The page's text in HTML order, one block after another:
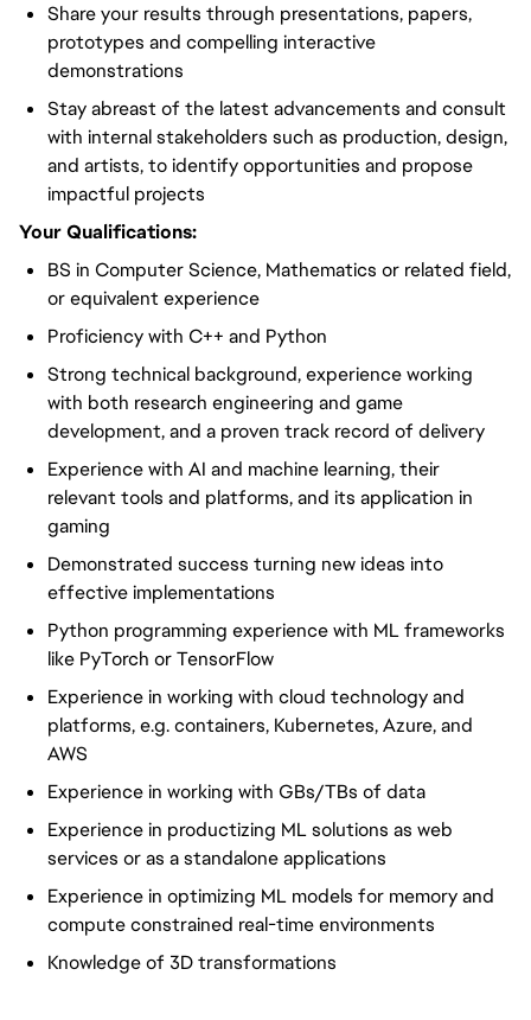
Share your results through presentations, papers,
prototypes and compelling interactive
demonstrations
Stay abreast of the latest advancements and consult
with internal stakeholders such as production, design,
and artists, to identify opportunities and propose
impactful projects
Your Qualifications:
BS in Computer Science, Mathematics or related field,
or equivalent experience
Proficiency with C++ and Python
Strong technical background, experience working
with both research engineering and game
development, and a proven track record of delivery
Experience with AI and machine learning, their
relevant tools and platforms, and its application in
gaming
Demonstrated success turning new ideas into
effective implementations
Python programming experience with ML frameworks
like PyTorch or TensorFlow
Experience in working with cloud technology and
platforms, e.g. containers, Kubernetes, Azure, and
AWS
Experience in working with GBs/TBs of data
Experience in productizing ML solutions as web
services or as a standalone applications
Experience in optimizing ML models for memory and
compute constrained real-time environments
Knowledge of 3D transformations